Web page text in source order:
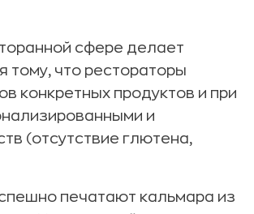
сфере делает
тому, что рестораторы
конкретных продуктов и при
и
(отсутствие глютена,
печатают кальмара из